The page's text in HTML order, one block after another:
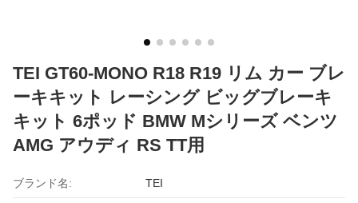
TEI GT60-MONO R18 R19 リム カー ブレ
ーキキット レーシング ビッグブレーキ
キット 6ポッド BMW Mシリーズ ベンツ
AMG アウディ RS TT用
ブランド名: TEI